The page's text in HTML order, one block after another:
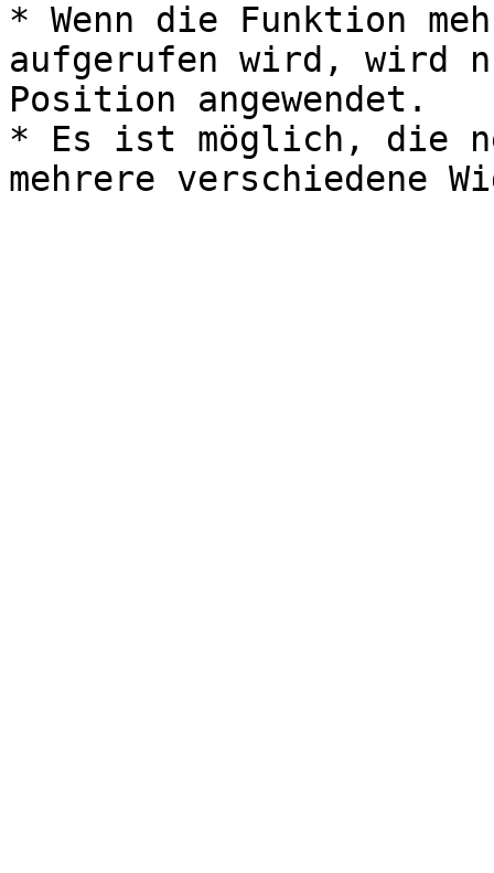
* Wenn die Funktion
aufgerufen wird, wird
Position angewendet.
* Es ist möglich, die